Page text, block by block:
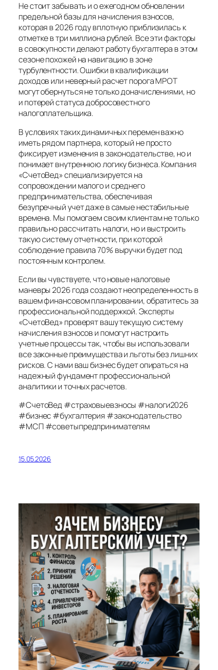
Не стоит забывать и о ежегодном обновлении
предельной базы для начисления взносов,
которая в 2026 году вплотную приблизилась к
отметке в три миллиона рублей. Все эти факторы
в совокупности делают работу бухгалтера в этом
сезоне похожей на навигацию в зоне
турбулентности. Ошибки в квалификации
доходов или неверный расчет порога МРОТ
могут обернуться не только доначислениями, но
и потерей статуса добросовестного
налогоплательщика.
В условиях таких динамичных перемен важно
иметь рядом партнера, который не просто
фиксирует изменения в законодательстве, но и
понимает внутреннюю логику бизнеса. Компания
«СчетоВед» специализируется на
сопровождении малого и среднего
предпринимательства, обеспечивая
безупречный учет даже в самые нестабильные
времена. Мы помогаем своим клиентам не только
правильно рассчитать налоги, но и выстроить
такую систему отчетности, при которой
соблюдение правила 70% выручки будет под
постоянным контролем.
Если вы чувствуете, что новые налоговые
маневры 2026 года создают неопределенность в
вашем финансовом планировании, обратитесь за
профессиональной поддержкой. Эксперты
«СчетоВед» проверят вашу текущую систему
начисления взносов и помогут настроить
учетные процессы так, чтобы вы использовали
все законные преимущества и льготы без лишних
рисков. С нами ваш бизнес будет опираться на
надежный фундамент профессиональной
аналитики и точных расчетов.
#СчетоВед #страховыевзносы #налоги2026
#бизнес #бухгалтерия #законодательство
#МСП #советыпредпринимателям
15.05.2026